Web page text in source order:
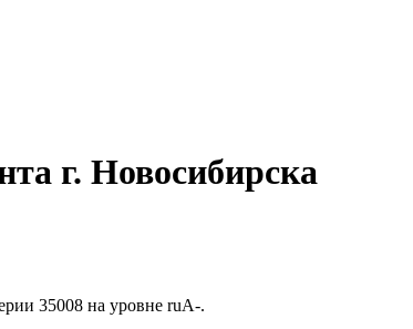
г. Новосибирска
35008 на уровне ruА-.